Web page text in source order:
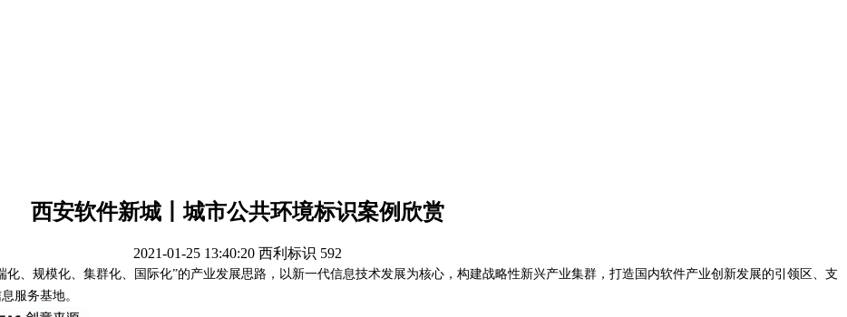
西安软件新城丨城市公共环境标识案例欣赏
2021-01-25 13:40:20 西利标识 592
化、规模化、集群化、国际化”的产业发展思路，以新一代信息技术发展为核心，构建战略性新兴产业集群，打造国内软件产业创新发展的引领区、支
服务基地。